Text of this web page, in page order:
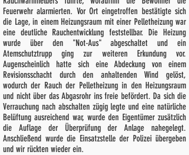
Feuerwehr alarmierten. Vor Ort eingetroffen bestätigte sich
die Lage, in einem Heizungsraum mit einer Pelletheizung war
eine deutliche Rauchentwicklung feststellbar. Die Heizung
wurde über den "Not-Aus" abgeschaltet und ein
Atemschutztrupp ging zur weiteren Erkundung vor.
Augenscheinlich hatte sich eine Abdeckung von einem
Revisionsschacht durch den anhaltenden Wind gelöst,
wodurch der Rauch der Pelletheizung in den Heizungsraum
und nicht über das Abgasrohr ins freie befördert. Da sich die
Verrauchung nach abschalten zügig legte und eine natürliche
Belüftung ausreichend war, wurde den Eigentümer zusätzlich
die Auflage der Überprüfung der Anlage nahegelegt.
Anschließend wurde die Einsatzstelle der Polizei übergeben
und wir rückten wieder ein.